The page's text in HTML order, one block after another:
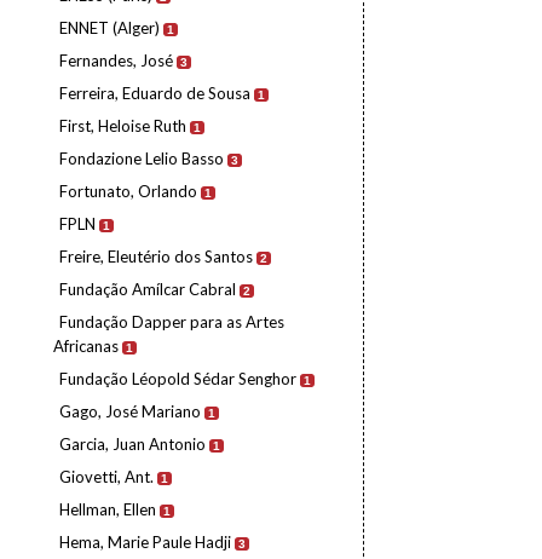
ENNET (Alger) 1
Fernandes, José 3
Ferreira, Eduardo de Sousa 1
First, Heloise Ruth 1
Fondazione Lelio Basso 3
Fortunato, Orlando 1
FPLN 1
Freire, Eleutério dos Santos 2
Fundação Amílcar Cabral 2
Fundação Dapper para as Artes
Africanas 1
Fundação Léopold Sédar Senghor 1
Gago, José Mariano 1
Garcia, Juan Antonio 1
Giovetti, Ant. 1
Hellman, Ellen 1
Hema, Marie Paule Hadji 3